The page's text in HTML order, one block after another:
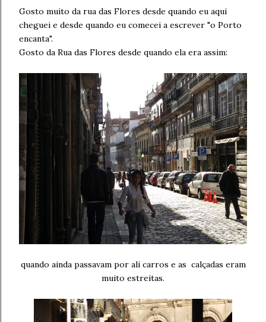
Gosto muito da rua das Flores desde quando eu aqui
cheguei e desde quando eu comecei a escrever "o Porto
encanta".
Gosto da Rua das Flores desde quando ela era assim:
quando ainda passavam por ali carros e as calçadas eram
muito estreitas.